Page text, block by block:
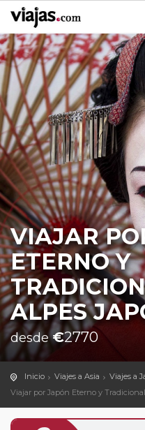
VIAJAR
ETERNO Y
ALPES
desde€2770
Inicio Viajes a Asia
Viajes a
Viajar por Japón Eterno y